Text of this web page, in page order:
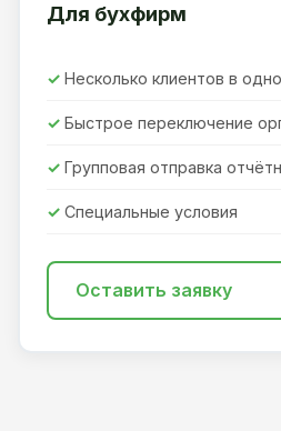
Для бухфирм
Несколько клиентов в
Быстрое переключение
Групповая отправка
Специальные условия
Оставить заявку